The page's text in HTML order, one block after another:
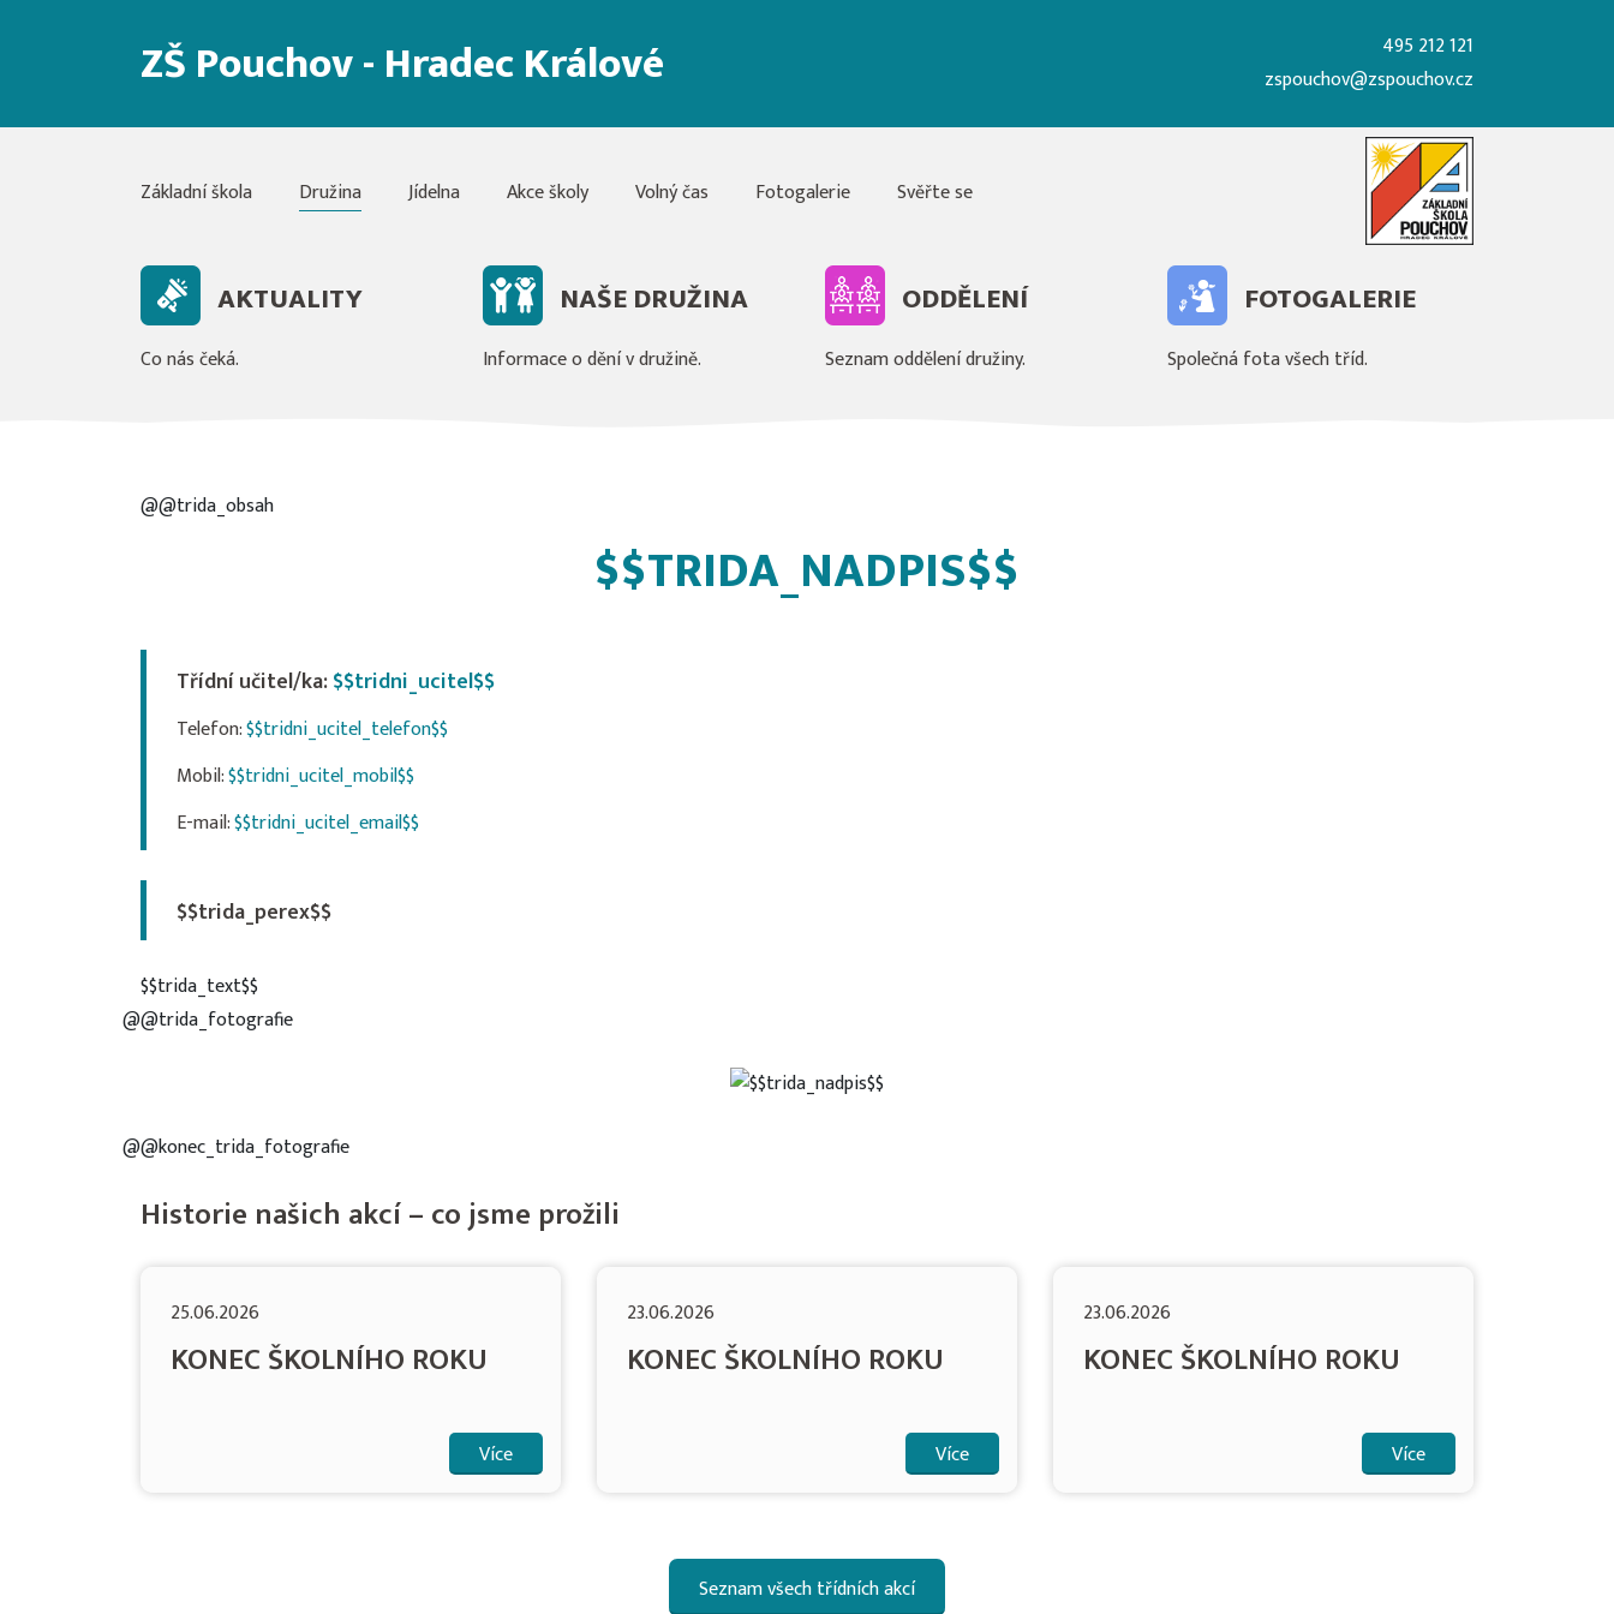
ZŠ Pouchov - Hradec Králové
495 212 121
zspouchov@zspouchov.cz
Základní škola Družina Jídelna Akce školy Volný čas Fotogalerie Svěřte se
AKTUALITY
Co nás čeká.
NAŠE DRUŽINA
Informace o dění v družině.
ODDĚLENÍ
Seznam oddělení družiny.
FOTOGALERIE
Společná fota všech tříd.
@@trida_obsah
$$TRIDA_NADPIS$$
Třídní učitel/ka:$$tridni_ucitel$$
Telefon:$$tridni_ucitel_telefon$$
Mobil:$$tridni_ucitel_mobil$$
E-mail:$$tridni_ucitel_email$$
$$trida_perex$$
$$trida_text$$
@@trida_fotografie
@@konec_trida_fotografie
Historie našich akcí – co jsme prožili
25.06.2026
KONEC ŠKOLNÍHO ROKU
Více
23.06.2026
KONEC ŠKOLNÍHO ROKU
Více
23.06.2026
KONEC ŠKOLNÍHO ROKU
Více
Seznam všech třídních akcí